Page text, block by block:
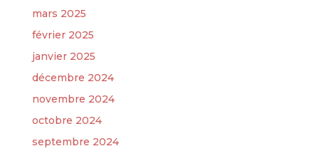
mars 2025
février 2025
janvier 2025
décembre 2024
novembre 2024
octobre 2024
septembre 2024